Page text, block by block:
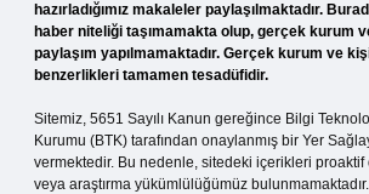
hazırladığımız makaleler paylaşılmaktadır.
haber niteliği taşımamakta olup, gerçek kurum
paylaşım yapılmamaktadır. Gerçek kurum ve
benzerlikleri tamamen tesadüfidir.
Sitemiz, 5651 Sayılı Kanun gereğince Bilgi
Kurumu (BTK) tarafından onaylanmış bir Yer
vermektedir. Bu nedenle, sitedeki içerikleri
veya araştırma yükümlülüğümüz